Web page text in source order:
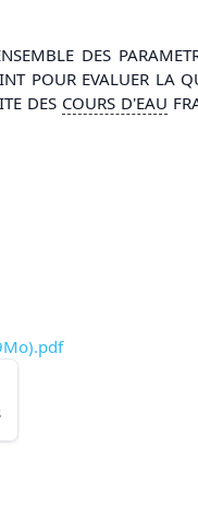
DES
POUR EVALUER LA
DES COURS D'EAU